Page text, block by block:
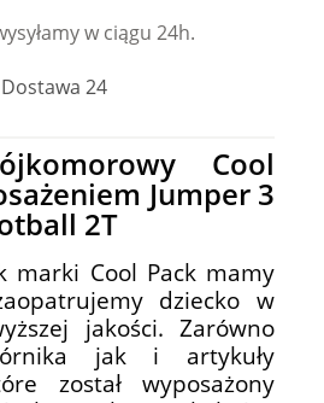
w ciągu 24h.
Dostawa 24
Cool
Jumper 3
2T
marki Cool Pack mamy
dziecko w
jakości. Zarówno
jak i artykuły
został wyposażony